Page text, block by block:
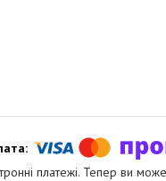
платежі. Тепер ви